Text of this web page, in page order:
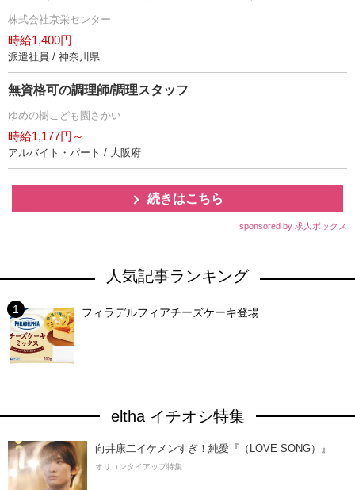
株式会社京栄センター
時給1,400円
派遣社員 / 神奈川県
無資格可の調理師/調理スタッフ
ゆめの樹こども園さかい
時給1,177円～
アルバイト・パート / 大阪府
続きはこちら
sponsored by 求人ボックス
人気記事ランキング
フィラデルフィアチーズケーキ登場
eltha イチオシ特集
向井康二イケメンすぎ！純愛『（LOVE SONG）』
オリコンタイアップ特集